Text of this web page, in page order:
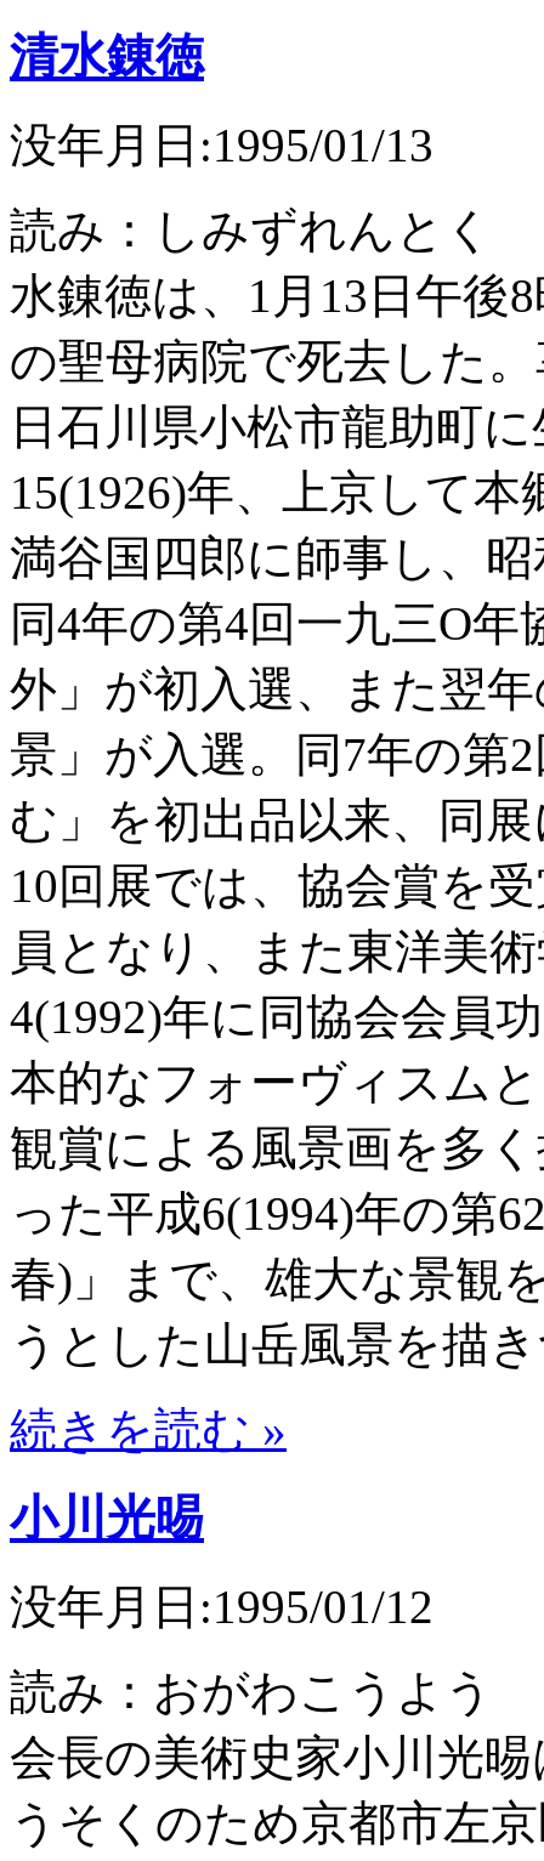
清水錬徳
没年月日:1995/01/13
読み：しみずれんとく
水錬徳は、1月13日午後
の聖母病院で死去した
日石川県小松市龍助町
15(1926)年、上京して
満谷国四郎に師事し、
同4年の第4回一九三O
外」が初入選、また翌
景」が入選。同7年の第
む」を初出品以来、同
10回展では、協会賞を
員となり、また東洋美
4(1992)年に同協会会員
本的なフォーヴィスム
観賞による風景画を多
った平成6(1994)年の第
春)」まで、雄大な景観
うとした山岳風景を描
続きを読む »
小川光晹
没年月日:1995/01/12
読み：おがわこうよう
会長の美術史家小川光
うそくのため京都市左